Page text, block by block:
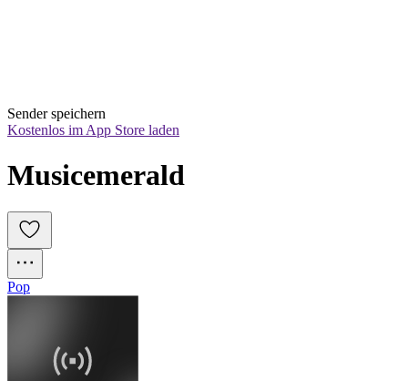
Sender speichern
Kostenlos im App Store laden
Musicemerald
Pop